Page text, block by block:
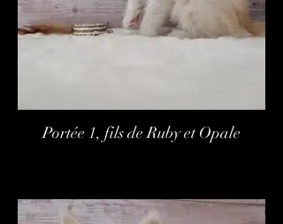
Portée 1, fils de Ruby et Opale